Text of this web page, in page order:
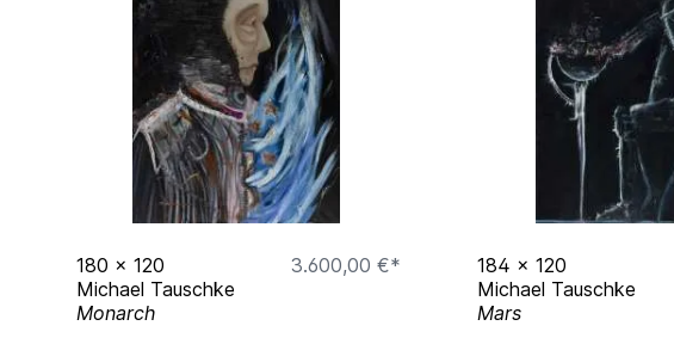
180 x 120
3.600,00 €*
Michael Tauschke
Monarch
184 x 120
Michael Tauschke
Mars